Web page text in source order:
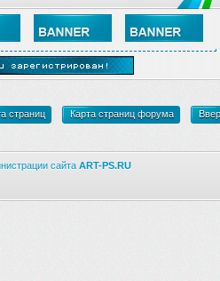
страниц Карта страниц форума
сайта ART-PS.RU